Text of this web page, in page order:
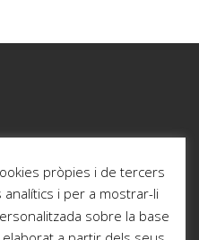
pròpies i de tercers
analítics i per a mostrar-li
sobre la base